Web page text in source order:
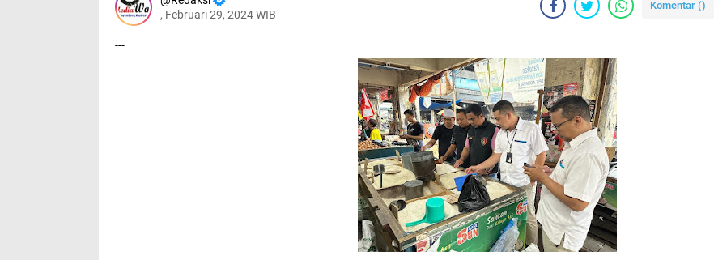
, Februari 29, 2024 WIB
Komentar ()
---